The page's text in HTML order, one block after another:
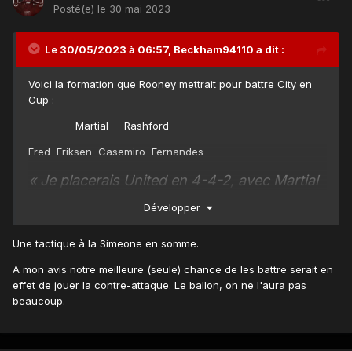
Posté(e) le 30 mai 2023
Le 30/05/2023 à 06:57, Beckham94110 a dit :
Voici la formation que Rooney mettrait pour battre City en
Cup :
Martial Rashford
Fred Eriksen Casemiro Fernandes
« Je placerais United en 4-4-2, avec Martial
et Rashford en pointe et un milieu de terrain
McTominay) au centre, Bruno Fernandes et
Fred sur les côtés. L'idée est de raccourcir
au maximum l'espace entre mes huit joueurs
défensifs car tout le monde sait qu'il est très
difficile de vous briser si vous formez un
Développer
Une tactique à la Simeone en somme.
A mon avis notre meilleure (seule) chance de les battre serait en
effet de jouer la contre-attaque. Le ballon, on ne l'aura pas
beaucoup.